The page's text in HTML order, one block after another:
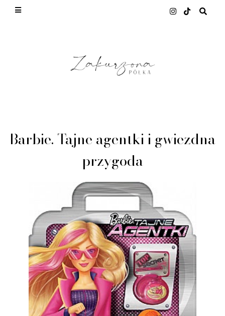
Barbie. Tajne agentki i gwiezdna
przygoda
This site uses cookies from Google to deliver its
quality of service, generate usage statistics, and
to detect and address abuse.
LEARN MORE